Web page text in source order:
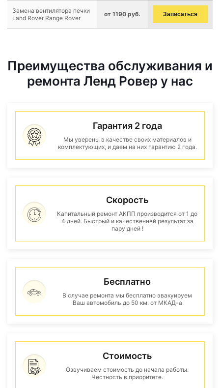
Замена вентилятора печки
Land Rover Range Rover
от 1190 руб. Записаться
Преимущества обслуживания и
ремонта Ленд Ровер у нас
Гарантия 2 года
Мы уверены в качестве своих материалов и
комплектующих, и даем на них гарантию 2 года.
Скорость
Капитальный ремонт АКПП производится от 1 до
4 дней. Быстрый и качественнвй результат за
пару дней !
Бесплатно
В случае ремонта мы бесплатно эвакуируем
Ваш автомобиль до 50 км. от МКАД-а
Стоимость
Озвучиваем стоимость до начала работы.
Честность в приоритете.